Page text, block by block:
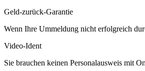
Geld-zurück-Garantie
Wenn Ihre Ummeldung nicht erfolgreich
Video-Ident
Sie brauchen keinen Personalausweis mit